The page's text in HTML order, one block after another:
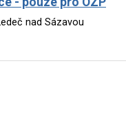
nad Sázavou